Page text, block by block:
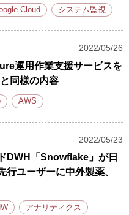
Cloud システム監視
2022/05/26
運用作業支援サービスを
同様の内容
AWS
2022/05/23
DWH「Snowflake」が日
行ユーザーに中外製薬、
アナリティクス